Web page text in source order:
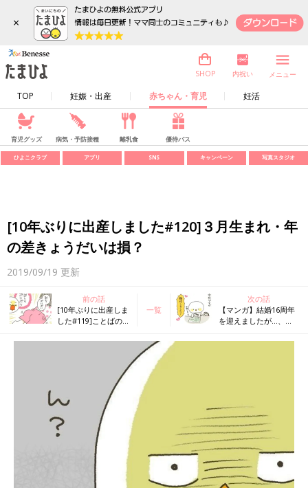
×
TOP 妊娠・出産 赤ちゃん・育児 妊活
SHOP 内祝い メニュー
育児グッズ 病気・予防接種 離乳食 優待パス
ひよこクラブ アプリ SNS キャンペーン 写真スタジオ
[10年ぶりに出産しました#120]３月生まれ・年
の差きょうだいは損？
2019/09/19 更新
前の話
[10年ぶりに出産しま
した#119]ことばの遅
一覧
次の話
【マンガ】結婚16周年
を迎えましたが…、離